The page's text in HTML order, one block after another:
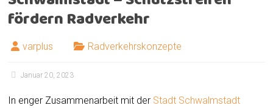
fördern Radverkehr
varplus Radverkehrskonzepte
Januar 20, 2023
In enger Zusammenarbeit mit der Stadt Schwalmstadt